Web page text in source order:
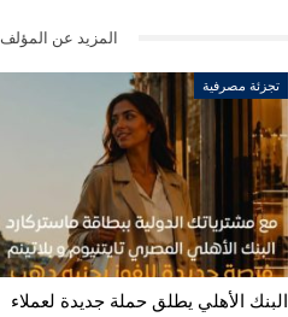
المزيد عن المؤلف
تجزئة مصرفية
البنك الأهلي يطلق حملة جديدة لعملاء